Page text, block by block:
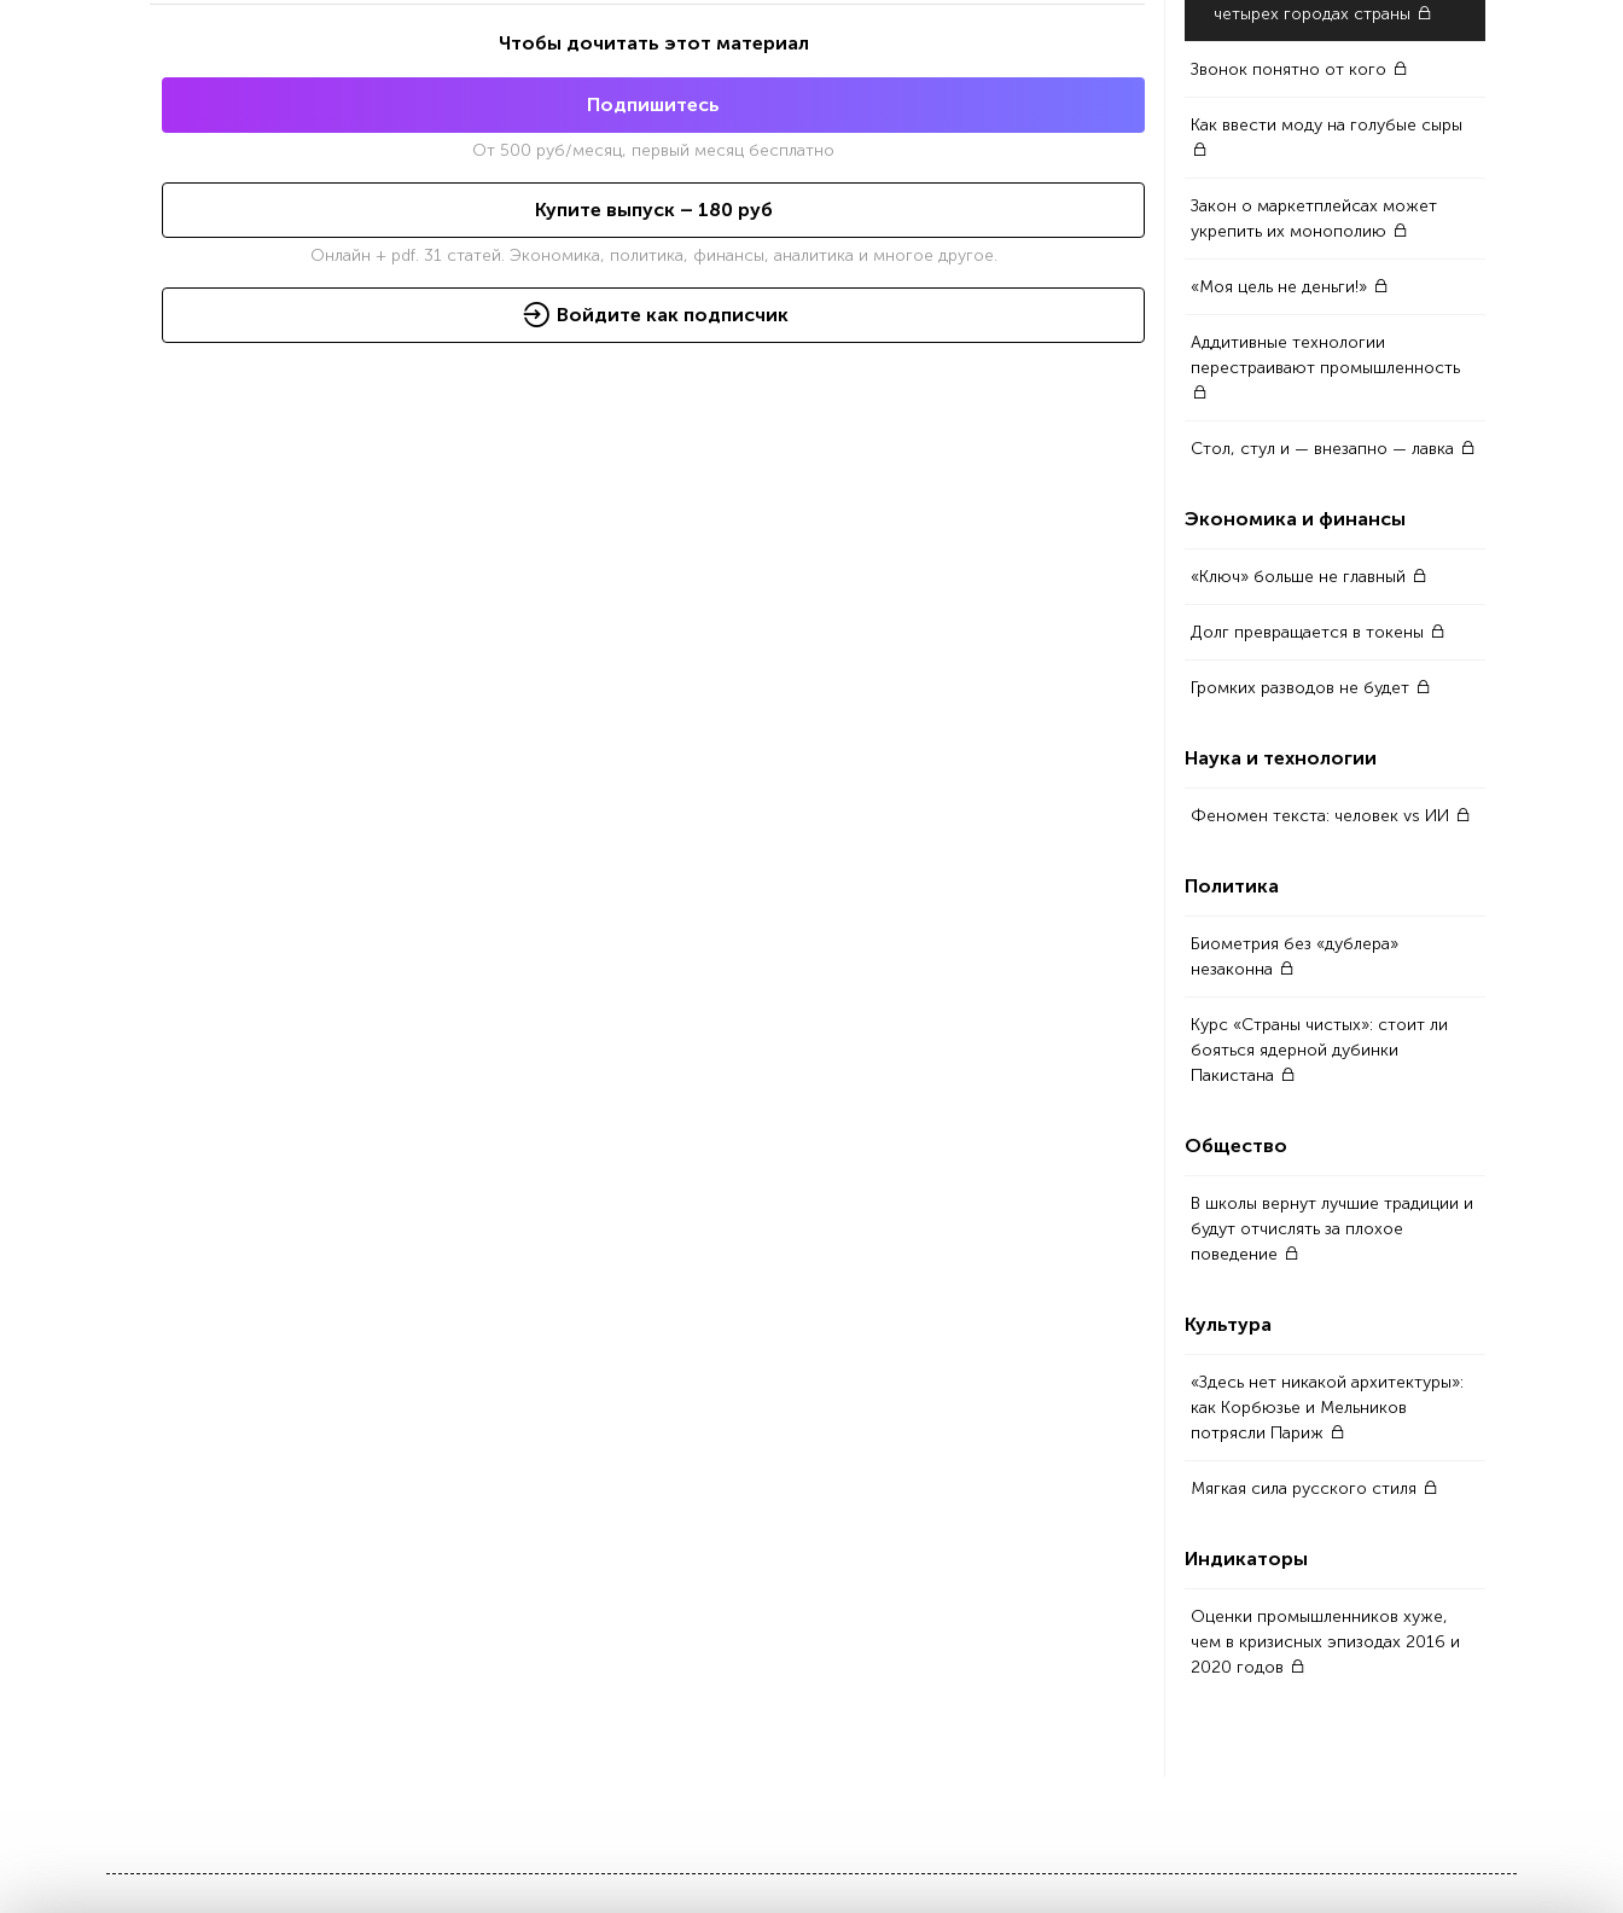
Чтобы дочитать этот материал
Подпишитесь
От 500 руб/месяц, первый месяц бесплатно
Купите выпуск – 180 руб
Онлайн + pdf. 31 статей. Экономика, политика, финансы, аналитика и многое другое.
Войдите как подписчик
четырех городах страны
Звонок понятно от кого
Как ввести моду на голубые сыры
Закон о маркетплейсах может
укрепить их монополию
«Моя цель не деньги!»
Аддитивные технологии
перестраивают промышленность
Стол, стул и — внезапно — лавка
Экономика и финансы
«Ключ» больше не главный
Долг превращается в токены
Громких разводов не будет
Наука и технологии
Феномен текста: человек vs ИИ
Политика
Биометрия без «дублера»
незаконна
Курс «Страны чистых»: стоит ли
бояться ядерной дубинки
Пакистана
Общество
В школы вернут лучшие традиции и
будут отчислять за плохое
поведение
Культура
«Здесь нет никакой архитектуры»:
как Корбюзье и Мельников
потрясли Париж
Мягкая сила русского стиля
Индикаторы
Оценки промышленников хуже,
чем в кризисных эпизодах 2016 и
2020 годов